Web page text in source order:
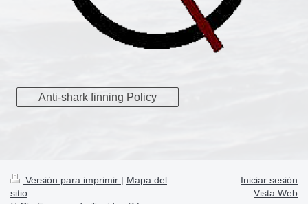
Anti-shark finning Policy
Versión para imprimir | Mapa del
sitio
Iniciar sesión
Vista Web